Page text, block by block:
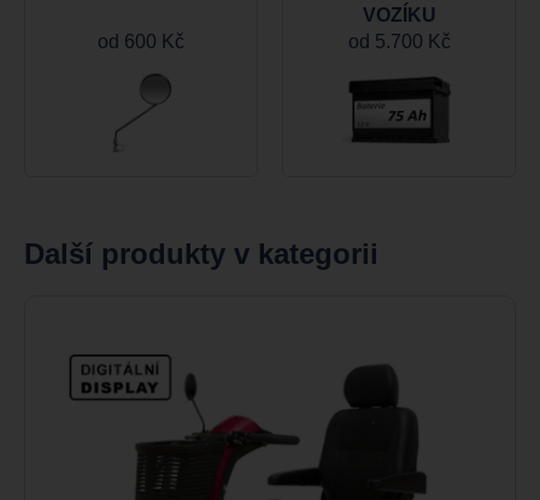
od 600 Kč
VOZÍKU
od 5.700 Kč
Další produkty v kategorii